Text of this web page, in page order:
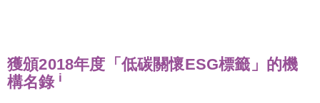
獲頒2018年度「低碳關懷ESG標籤」的機
構名錄i